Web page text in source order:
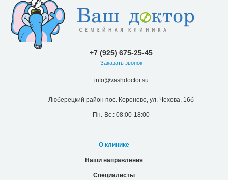
+7 (925) 675-25-45
Заказать звонок
info@vashdoctor.su
Люберецкий район пос. Коренево, ул. Чехова, 16б
Пн.-Вс.: 08:00-18:00
О клинике
Наши направления
Специалисты